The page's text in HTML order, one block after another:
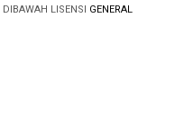
LISENSI GENERAL